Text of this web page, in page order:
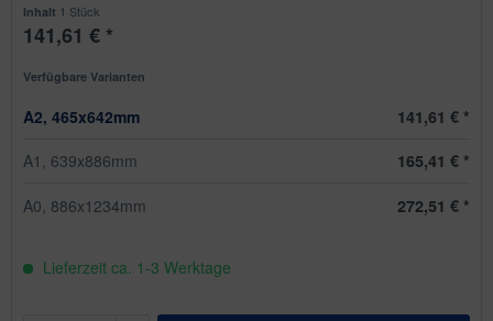
Inhalt 1 Stück
141,61 € *
Verfügbare Varianten
A2, 465x642mm
141,61 € *
A1, 639x886mm
165,41 € *
A0, 886x1234mm 272,51 € *
Lieferzeit ca. 1-3 Werktage